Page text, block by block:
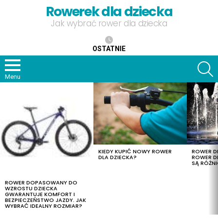
Rowerek dla dziecka
Jak wybrać rower dla dziecka
OSTATNIE
Menu
ROWER DOPASOWANY DO
WZROSTU DZIECKA
GWARANTUJE KOMFORT I
BEZPIECZEŃSTWO JAZDY. JAK
WYBRAĆ IDEALNY ROZMIAR?
KIEDY KUPIĆ NOWY ROWER
DLA DZIECKA?
ROWER
ROWER
SĄ